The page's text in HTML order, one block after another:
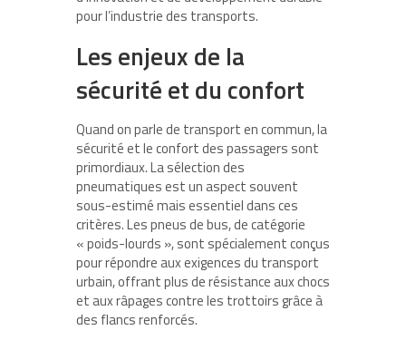
pour l’industrie des transports.
Les enjeux de la
sécurité et du confort
Quand on parle de transport en commun, la
sécurité et le confort des passagers sont
primordiaux. La sélection des
pneumatiques est un aspect souvent
sous-estimé mais essentiel dans ces
critères. Les pneus de bus, de catégorie
« poids-lourds », sont spécialement conçus
pour répondre aux exigences du transport
urbain, offrant plus de résistance aux chocs
et aux râpages contre les trottoirs grâce à
des flancs renforcés.